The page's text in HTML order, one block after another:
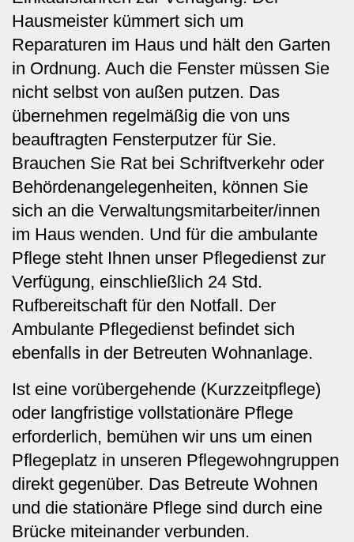
Hausmeister kümmert sich um
Reparaturen im Haus und hält den Garten
in Ordnung. Auch die Fenster müssen Sie
nicht selbst von außen putzen. Das
übernehmen regelmäßig die von uns
beauftragten Fensterputzer für Sie.
Brauchen Sie Rat bei Schriftverkehr oder
Behördenangelegenheiten, können Sie
sich an die Verwaltungsmitarbeiter/innen
im Haus wenden. Und für die ambulante
Pflege steht Ihnen unser Pflegedienst zur
Verfügung, einschließlich 24 Std.
Rufbereitschaft für den Notfall. Der
Ambulante Pflegedienst befindet sich
ebenfalls in der Betreuten Wohnanlage.
Ist eine vorübergehende (Kurzzeitpflege)
oder langfristige vollstationäre Pflege
erforderlich, bemühen wir uns um einen
Pflegeplatz in unseren Pflegewohngruppen
direkt gegenüber. Das Betreute Wohnen
und die stationäre Pflege sind durch eine
Brücke miteinander verbunden.